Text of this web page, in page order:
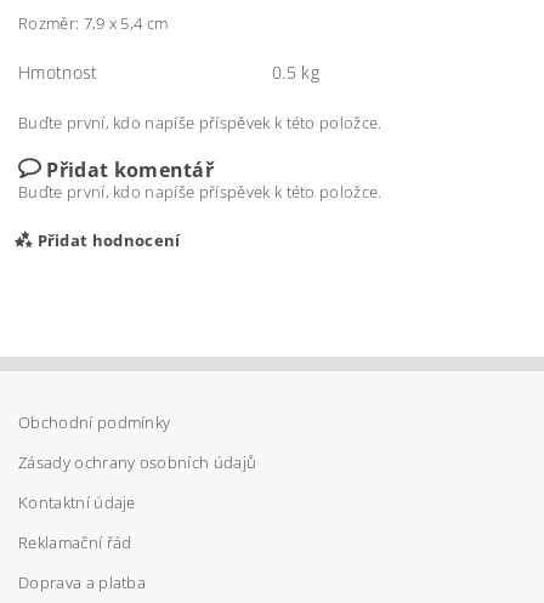
Rozměr: 7,9 x 5,4 cm
Hmotnost 0.5 kg
Buďte první, kdo napíše příspěvek k této položce.
Přidat komentář
Buďte první, kdo napíše příspěvek k této položce.
Přidat hodnocení
Obchodní podmínky
Zásady ochrany osobních údajů
Kontaktní údaje
Reklamační řád
Doprava a platba